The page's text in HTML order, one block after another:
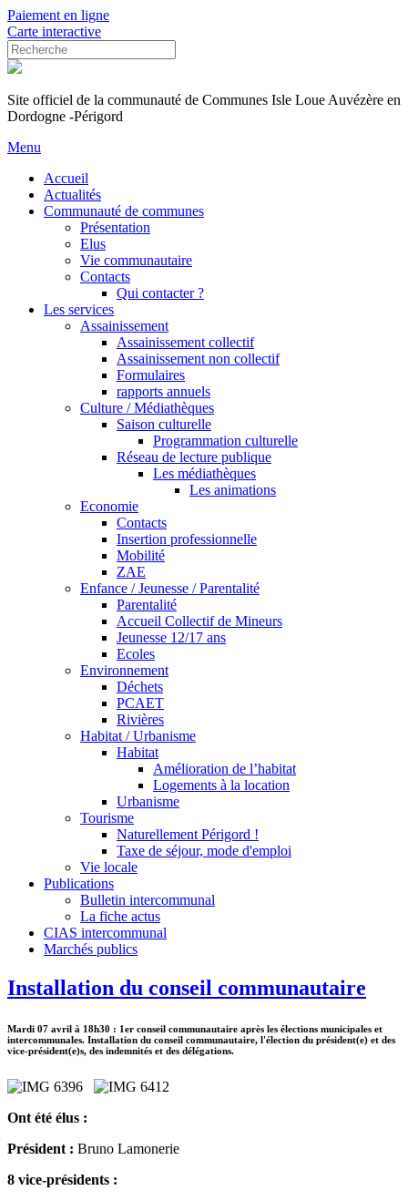
Paiement en ligne
Carte interactive
Site officiel de la communauté de Communes Isle Loue Auvézère en
Dordogne -Périgord
Menu
Accueil
Actualités
Communauté de communes
Présentation
Elus
Vie communautaire
Contacts
Qui contacter ?
Les services
Assainissement
Assainissement collectif
Assainissement non collectif
Formulaires
rapports annuels
Culture / Médiathèques
Saison culturelle
Programmation culturelle
Réseau de lecture publique
Les médiathèques
Les animations
Economie
Contacts
Insertion professionnelle
Mobilité
ZAE
Enfance / Jeunesse / Parentalité
Parentalité
Accueil Collectif de Mineurs
Jeunesse 12/17 ans
Ecoles
Environnement
Déchets
PCAET
Rivières
Habitat / Urbanisme
Habitat
Amélioration de l’habitat
Logements à la location
Urbanisme
Tourisme
Naturellement Périgord !
Taxe de séjour, mode d'emploi
Vie locale
Publications
Bulletin intercommunal
La fiche actus
CIAS intercommunal
Marchés publics
Installation du conseil communautaire
Mardi 07 avril à 18h30 : 1er conseil communautaire après les élections municipales et
intercommunales. Installation du conseil communautaire, l'élection du président(e) et des
vice-président(e)s, des indemnités et des délégations.
Ont été élus :
Président : Bruno Lamonerie
8 vice-présidents :